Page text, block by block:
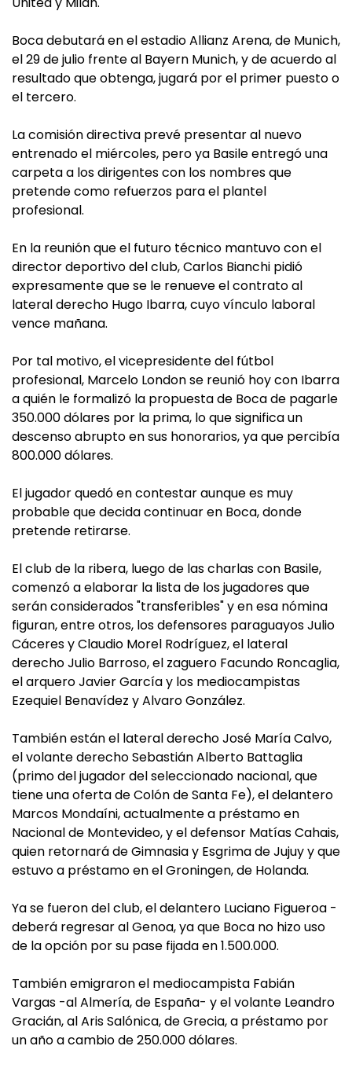
Boca debutará en el estadio Allianz Arena, de Munich,
el 29 de julio frente al Bayern Munich, y de acuerdo al
resultado que obtenga, jugará por el primer puesto o
el tercero.
La comisión directiva prevé presentar al nuevo
entrenado el miércoles, pero ya Basile entregó una
carpeta a los dirigentes con los nombres que
pretende como refuerzos para el plantel
profesional.
En la reunión que el futuro técnico mantuvo con el
director deportivo del club, Carlos Bianchi pidió
expresamente que se le renueve el contrato al
lateral derecho Hugo Ibarra, cuyo vínculo laboral
vence mañana.
Por tal motivo, el vicepresidente del fútbol
profesional, Marcelo London se reunió hoy con Ibarra
a quién le formalizó la propuesta de Boca de pagarle
350.000 dólares por la prima, lo que significa un
descenso abrupto en sus honorarios, ya que percibía
800.000 dólares.
El jugador quedó en contestar aunque es muy
probable que decida continuar en Boca, donde
pretende retirarse.
El club de la ribera, luego de las charlas con Basile,
comenzó a elaborar la lista de los jugadores que
serán considerados "transferibles" y en esa nómina
figuran, entre otros, los defensores paraguayos Julio
Cáceres y Claudio Morel Rodríguez, el lateral
derecho Julio Barroso, el zaguero Facundo Roncaglia,
el arquero Javier García y los mediocampistas
Ezequiel Benavídez y Alvaro González.
También están el lateral derecho José María Calvo,
el volante derecho Sebastián Alberto Battaglia
(primo del jugador del seleccionado nacional, que
tiene una oferta de Colón de Santa Fe), el delantero
Marcos Mondaíni, actualmente a préstamo en
Nacional de Montevideo, y el defensor Matías Cahais,
quien retornará de Gimnasia y Esgrima de Jujuy y que
estuvo a préstamo en el Groningen, de Holanda.
Ya se fueron del club, el delantero Luciano Figueroa -
deberá regresar al Genoa, ya que Boca no hizo uso
de la opción por su pase fijada en 1.500.000.
También emigraron el mediocampista Fabián
Vargas -al Almería, de España- y el volante Leandro
Gracián, al Aris Salónica, de Grecia, a préstamo por
un año a cambio de 250.000 dólares.